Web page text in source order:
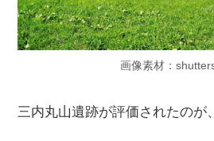
画像素材：
三内丸山遺跡が評価されたのが